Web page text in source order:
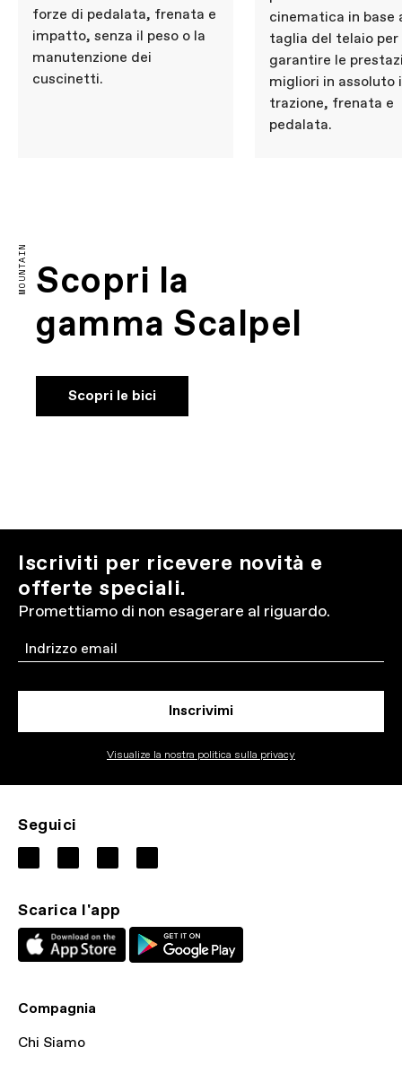
forze di pedalata, frenata e
impatto, senza il peso o la
manutenzione dei
cuscinetti.
cinematica in base
taglia del telaio per
garantire le
migliori in assoluto
trazione, frenata e
pedalata.
MOUNTAIN Scopri la
gamma Scalpel
Scopri le bici
Iscriviti per ricevere novità e
offerte speciali.
Promettiamo di non esagerare al riguardo.
Email
Inscrivimi
Visualize la nostra politica sulla privacy
Seguici
Scarica l'app
Compagnia
Chi Siamo